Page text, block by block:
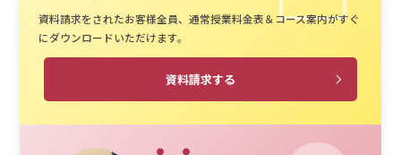
資料請求をされたお客様全員、通常授業料金表＆コース案内がすぐ
にダウンロードいただけます。
資料請求する